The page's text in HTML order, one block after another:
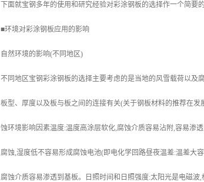
下面就宝钢多年的使用和研究经验对彩涂钢板的选择作一个简要
■环境对彩涂钢板应用的影响
自然环境的影响(不同地区)
不同地区宝钢彩涂钢板的选择主要考虑的是当地的风雪载荷以及
板型、厚度以及板与板之间的连接有关(关于钢板材料的推荐在
蚀环境影响因素温度:温度高涂层软化,腐蚀介质容易沾附,容易渗
腐蚀,湿度低不容易形成腐蚀电池(即电化学回路昼夜温差:温差大
腐蚀介质容易渗透到基板。日照时间和日照强度:太阳光是电磁